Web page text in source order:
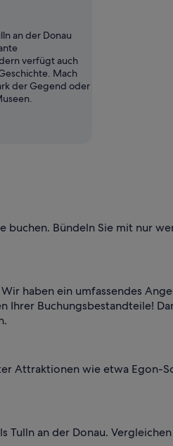
an der Donau
verfügt auch
Mach
der Gegend oder
buchen. Bündeln Sie mit nur
haben ein umfassendes
Buchungsbestandteile!
Attraktionen wie etwa Egon-
an der Donau.